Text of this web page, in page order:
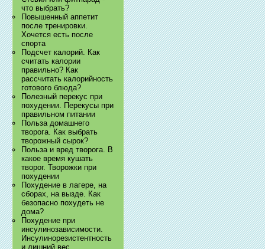
что выбрать?
Повышенный аппетит
после тренировки.
Хочется есть после
спорта
Подсчет калорий. Как
считать калории
правильно? Как
рассчитать калорийность
готового блюда?
Полезный перекус при
похудении. Перекусы при
правильном питании
Польза домашнего
творога. Как выбрать
творожный сырок?
Польза и вред творога. В
какое время кушать
творог. Творожки при
похудении
Похудение в лагере, на
сборах, на вызде. Как
безопасно похудеть не
дома?
Похудение при
инсулинозависимости.
Инсулинорезистентность
и лишний вес